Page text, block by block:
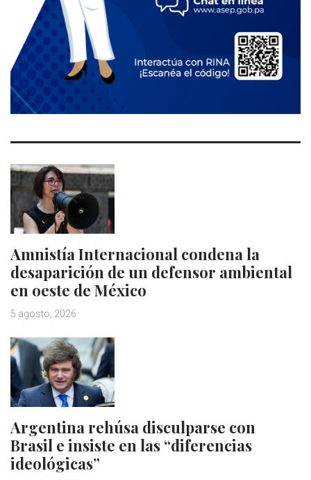
Amnistía Internacional condena la
desaparición de un defensor ambiental
en oeste de México
5 agosto, 2026
Argentina rehúsa disculparse con
Brasil e insiste en las “diferencias
ideológicas”